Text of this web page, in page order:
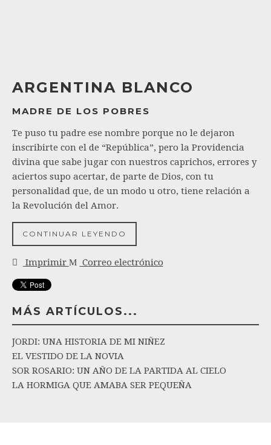
ARGENTINA BLANCO
MADRE DE LOS POBRES
Te puso tu padre ese nombre porque no le dejaron
inscribirte con el de “República”, pero la Providencia
divina que sabe jugar con nuestros caprichos, errores y
aciertos supo acertar, de parte de Dios, con tu
personalidad que, de un modo u otro, tiene relación a
la Revolución del Amor.
CONTINUAR LEYENDO
Imprimir Correo electrónico
MÁS ARTÍCULOS...
JORDI: UNA HISTORIA DE MI NIÑEZ
EL VESTIDO DE LA NOVIA
SOR ROSARIO: UN AÑO DE LA PARTIDA AL CIELO
LA HORMIGA QUE AMABA SER PEQUEÑA